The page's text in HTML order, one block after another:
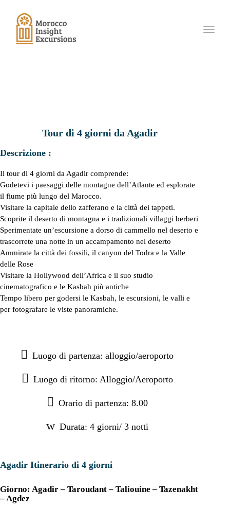
Toggle
Tour di 4 giorni da Agadir
Descrizione :
Il tour di 4 giorni da Agadir comprende:
Godetevi i paesaggi delle montagne dell’Atlante ed esplorate
il fiume più lungo del Marocco.
Visitare la capitale dello zafferano e la città dei tappeti.
Scoprite il deserto di montagna e i tradizionali villaggi berberi
Sperimentate un’escursione a dorso di cammello nel deserto e
trascorrete una notte in un accampamento nel deserto
Ammirate la città dei fossili, il canyon del Todra e la Valle
delle Rose
Visitare la Hollywood dell’Africa e il suo studio
cinematografico e le Kasbah più antiche
Tempo libero per godersi le Kasbah, le escursioni, le valli e
per fotografare le viste panoramiche.
Luogo di partenza: alloggio/aeroporto
Luogo di ritorno: Alloggio/Aeroporto
Orario di partenza: 8.00
Durata: 4 giorni/ 3 notti
Agadir Itinerario di 4 giorni
Giorno: Agadir – Taroudant – Taliouine – Tazenakht
– Agdez